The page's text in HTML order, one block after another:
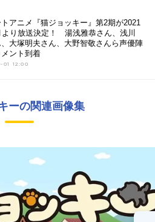
アニメ『猫ジョッキー』第2期が2021
より放送決定！ 湯浅雅恭さん、浅川
大塚明夫さん、大野智敬さんら声優陣
メント到着
01 12:00
ーの関連画像集